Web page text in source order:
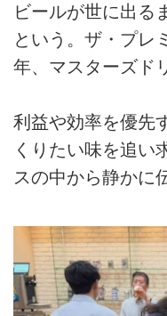
ビールが世に出る
という。ザ・プレ
年、マスターズド
利益や効率を優先
くりたい味を追い
スの中から静かに